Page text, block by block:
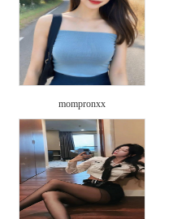
mompronxx